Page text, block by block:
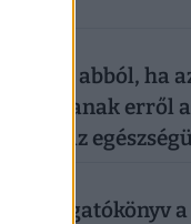
is lehet abból, ha
erről
az